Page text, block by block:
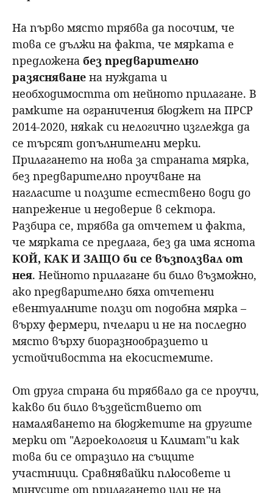
На първо място трябва да посочим, че
това се дължи на факта, че мярката е
предложена без предварително
разясняване на нуждата и
необходимостта от нейното прилагане. В
рамките на ограничения бюджет на ПРСР
2014-2020, някак си нелогично изглежда да
се търсят допълнителни мерки.
Прилагането на нова за страната мярка,
без предварително проучване на
нагласите и ползите естествено води до
напрежение и недоверие в сектора.
Разбира се, трябва да отчетем и факта,
че мярката се предлага, без да има яснота
КОЙ, КАК И ЗАЩО би се възползвал от
нея. Нейното прилагане би било възможно,
ако предварително бяха отчетени
евентуалните ползи от подобна мярка –
върху фермери, пчелари и не на последно
място върху биоразнообразието и
устойчивостта на екосистемите.
От друга страна би трябвало да се проучи,
какво би било въздействието от
намаляването на бюджетите на другите
мерки от "Агроекология и Климат"и как
това би се отразило на същите
участници. Сравнявайки плюсовете и
минусите от прилагането или не на